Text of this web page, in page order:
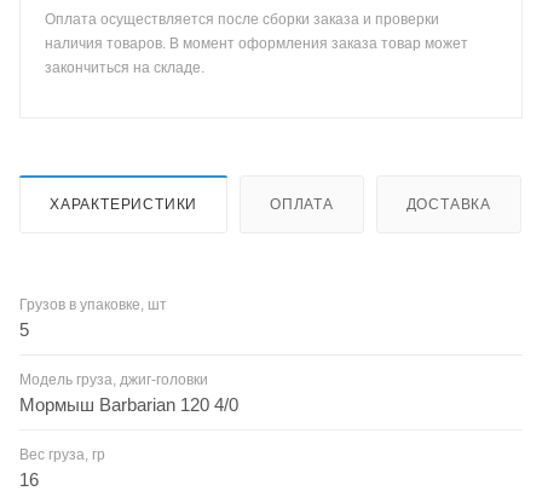
Оплата осуществляется после сборки заказа и проверки
наличия товаров. В момент оформления заказа товар может
закончиться на складе.
ХАРАКТЕРИСТИКИ ОПЛАТА ДОСТАВКА
Грузов в упаковке, шт
5
Модель груза, джиг-головки
Мормыш Barbarian 120 4/0
Вес груза, гр
16